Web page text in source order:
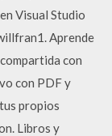
Visual Studio
Aprende
con
con PDF y
propios
Libros y